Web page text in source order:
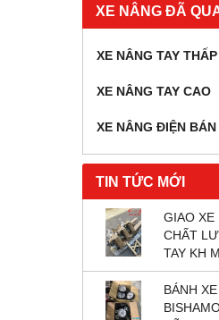
XE NÂNG ĐÃ
XE NÂNG TAY THẤP
XE NÂNG TAY CAO
XE NÂNG ĐIỆN
TIN TỨC MỚI
GIAO XE
CHẤT
TAY KH
BÁNH